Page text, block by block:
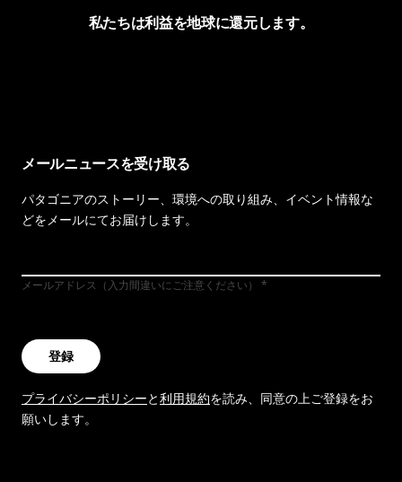
私たちは利益を地球に還元します。
メールニュースを受け取る
パタゴニアのストーリー、環境への取り組み、イベント情報な
どをメールにてお届けします。
メールアドレス（入力間違いにご注意ください）
登録
プライバシーポリシーと利用規約を読み、同意の上ご登録をお
願いします。